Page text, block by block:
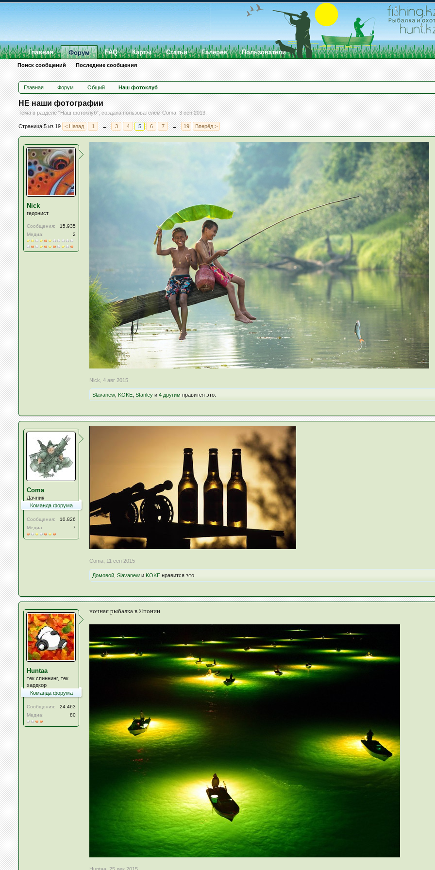
Главная Форум Общий Наш фотоклуб
НЕ наши фотографии
Тема в разделе "Наш фотоклуб", создана пользователемComa,3 сен 2013.
Страница 5 из 19 < Назад 1 ← 3 4 5 6 7 → 19 Вперёд >
Nick
гедонист
Сообщения:
15.935
Медиа:
2
Nick 4 авг 2015
Slavanew ,KOKE ,Stanley и4 другим нравится это.
Coma
Дачник
Команда форума
Сообщения:
10.826
Медиа:
7
Coma 11 сен 2015
Домовой ,Slavanew иKOKE нравится это.
Huntaa
тек спиннинг, тек
хардкор
Команда форума
Сообщения:
24.463
Медиа:
80
ночная рыбалка в Японии
Главная Форум
Поиск сообщений Последние сообщения
FAQ Карты Статьи Галерея Пользователи